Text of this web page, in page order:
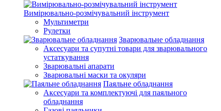
Вимірювально-розмічувальний інструмент
Мультиметри
Рулетки
Зварювальне обладнання
Аксесуари та супутні товари для зварювального
устаткування
Зварювальні апарати
Зварювальні маски та окуляри
Паяльне обладнання
Аксесуари та комплектуючі для паяльного
обладнання